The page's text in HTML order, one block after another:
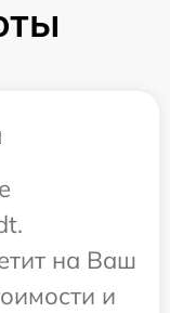
на Ваш
и